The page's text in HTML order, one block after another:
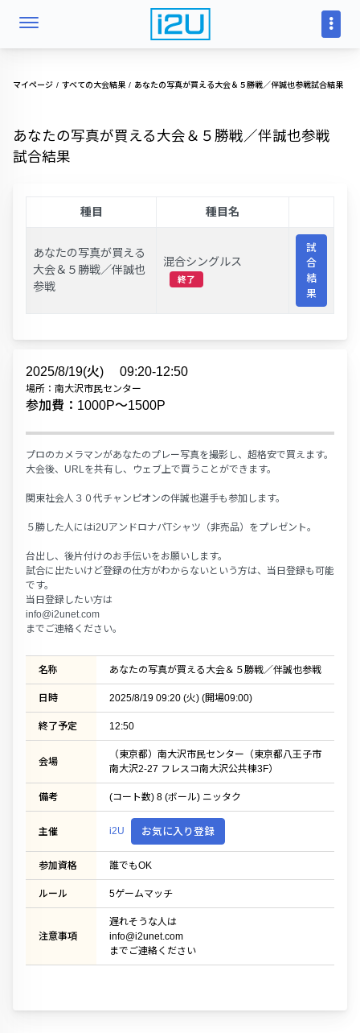
マイページ すべての大会結果 あなたの写真が買える大会＆５勝戦／伴誠也参戦試合結果
あなたの写真が買える大会＆５勝戦／伴誠也参戦
試合結果
種目 種目名
あなたの写真が買える
大会＆５勝戦／伴誠也
参戦
混合シングルス
終了
試
合
結
果
2025/8/19(火) 09:20-12:50
場所：南大沢市民センター
参加費：1000P〜1500P
プロのカメラマンがあなたのプレー写真を撮影し、超格安で買えます。
大会後、URLを共有し、ウェブ上で買うことができます。
関東社会人３０代チャンピオンの伴誠也選手も参加します。
５勝した人にはi2UアンドロナパTシャツ（非売品）をプレゼント。
台出し、後片付けのお手伝いをお願いします。
試合に出たいけど登録の仕方がわからないという方は、当日登録も可能
です。
当日登録したい方は
info@i2unet.com
までご連絡ください。
名称 あなたの写真が買える大会＆５勝戦／伴誠也参戦
日時 2025/8/19 09:20 (火) (開場09:00)
終了予定 12:50
会場
（東京都）南大沢市民センター（東京都八王子市
南大沢2-27 フレスコ南大沢公共棟3F）
備考 (コート数) 8 (ボール) ニッタク
主催 i2U お気に入り登録
参加資格 誰でもOK
ルール 5ゲームマッチ
注意事項
遅れそうな人は
info@i2unet.com
までご連絡ください